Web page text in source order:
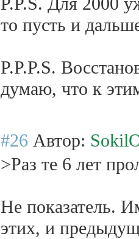
то пусть и
P.P.P.S.
думаю, что к
#26 Автор:
>Раз те 6 лет
Не показатель.
этих, и